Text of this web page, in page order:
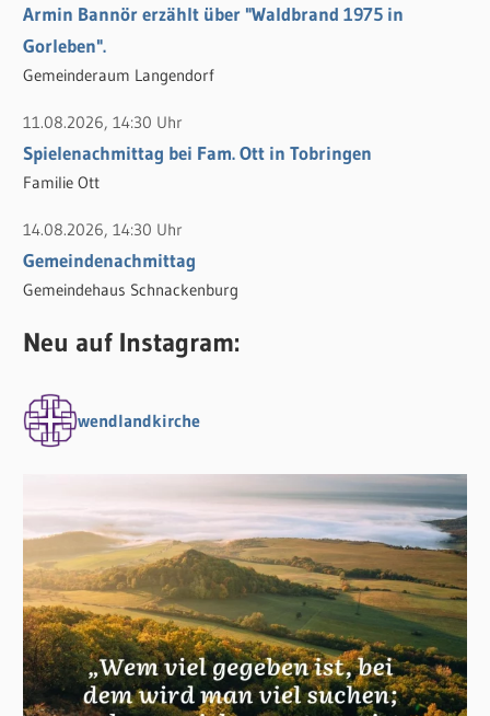
Armin Bannör erzählt über "Waldbrand 1975 in
Gorleben".
Gemeinderaum Langendorf
11.08.2026, 14:30 Uhr
Spielenachmittag bei Fam. Ott in Tobringen
Familie Ott
14.08.2026, 14:30 Uhr
Gemeindenachmittag
Gemeindehaus Schnackenburg
Neu auf Instagram:
wendlandkirche